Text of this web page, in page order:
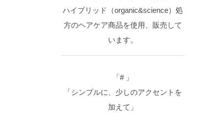
ハイブリッド（organic&science）処
方のヘアケア商品を使用、販売して
います。
「# 」
「シンプルに、少しのアクセントを
加えて」